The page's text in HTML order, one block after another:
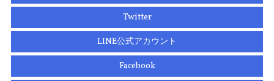
Twitter
LINE公式アカウント
Facebook